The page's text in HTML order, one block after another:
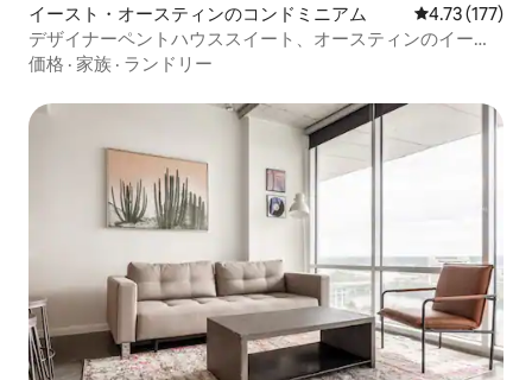
イースト・オースティンのコンドミニアム レビュー177
4.73 (177)
デザイナーペントハウススイート、オースティンのイース
トダウンタウン
価格 · 家族 · ランドリー